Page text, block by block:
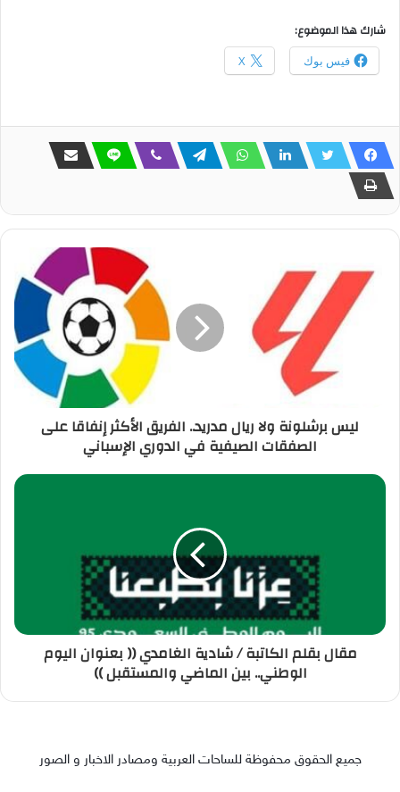
شارك هذا الموضوع:
فيس بوك X
ليس برشلونة ولا ريال مدريد.. الفريق الأكثر إنفاقا على
الصفقات الصيفية في الدوري الإسباني
مقال بقلم الكاتبة / شادية الغامدي (( بعنوان اليوم
الوطني.. بين الماضي والمستقبل ))
جميع الحقوق محفوظة للساحات العربية ومصادر الاخبار و الصور